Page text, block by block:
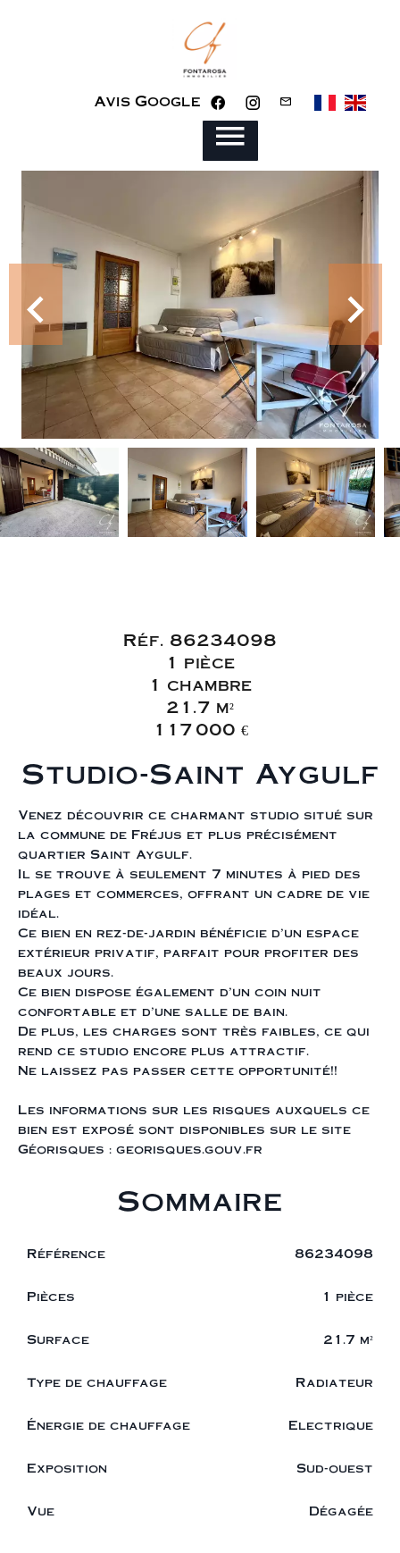
Avis Google
Réf. 86234098
1 pièce
1 chambre
21.7 m²
117 000 €
Studio-Saint Aygulf
Venez découvrir ce charmant studio situé sur
la commune de Fréjus et plus précisément
quartier Saint Aygulf.
Il se trouve à seulement 7 minutes à pied des
plages et commerces, offrant un cadre de vie
idéal.
Ce bien en rez-de-jardin bénéficie d'un espace
extérieur privatif, parfait pour profiter des
beaux jours.
Ce bien dispose également d'un coin nuit
confortable et d'une salle de bain.
De plus, les charges sont très faibles, ce qui
rend ce studio encore plus attractif.
Ne laissez pas passer cette opportunité!!
Les informations sur les risques auxquels ce
bien est exposé sont disponibles sur le site
Géorisques : georisques.gouv.fr
Sommaire
Référence 86234098
Pièces 1 pièce
Surface 21.7 m²
Type de chauffage Radiateur
Énergie de chauffage Electrique
Exposition Sud-ouest
Vue Dégagée